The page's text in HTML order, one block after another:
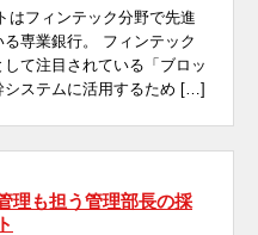
はフィンテック分野で先進
専業銀行。 フィンテック
て注目されている「ブロッ
システムに活用するため […]
理も担う管理部長の採